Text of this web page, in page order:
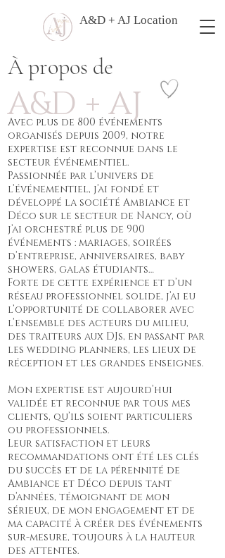
A&D + AJ Location
À propos de
A&D + AJ
Avec plus de 800 événements
organisés depuis 2009, notre
expertise est reconnue dans le
secteur événementiel.
Passionnée par l’univers de
l’événementiel, j’ai fondé et
développé la société Ambiance et
Déco sur le secteur de Nancy, où
j’ai orchestré plus de 900
événements : mariages, soirées
d’entreprise, anniversaires, baby
showers, galas étudiants…
Forte de cette expérience et d’un
réseau professionnel solide, j’ai eu
l’opportunité de collaborer avec
l’ensemble des acteurs du milieu,
des traiteurs aux DJs, en passant par
les wedding planners, les lieux de
réception et les grandes enseignes.
Mon expertise est aujourd’hui
validée et reconnue par tous mes
clients, qu’ils soient particuliers
ou professionnels.
Leur satisfaction et leurs
recommandations ont été les clés
du succès et de la pérennité de
Ambiance et Déco depuis tant
d’années, témoignant de mon
sérieux, de mon engagement et de
ma capacité à créer des événements
sur-mesure, toujours à la hauteur
des attentes.